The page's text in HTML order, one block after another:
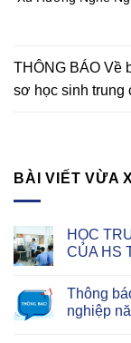
THÔNG BÁO Về
sơ học sinh trung
BÀI VIẾT VỪA
HỌC
CỦA HS
Thông
nghiệp